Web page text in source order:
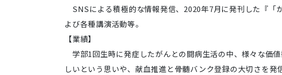
SNSによる積極的な情報発信、2020年7月に発刊した『「
よび各種講演活動等。
【業績】
学部1回生時に発症したがんとの闘病生活の中、様々な価
しいという思いや、献血推進と骨髄バンク登録の大切さを